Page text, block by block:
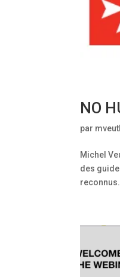
NO
par
Michel
des
reconnus.